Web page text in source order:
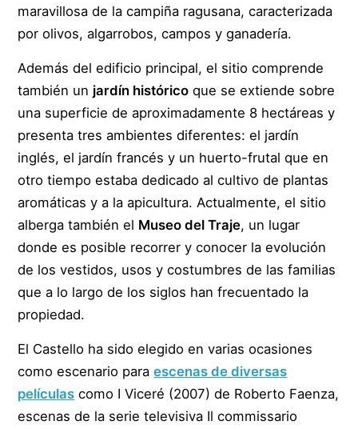
maravillosa de la campiña ragusana, caracterizada
por olivos, algarrobos, campos y ganadería.
Además del edificio principal, el sitio comprende
también un jardín histórico que se extiende sobre
una superficie de aproximadamente 8 hectáreas y
presenta tres ambientes diferentes: el jardín
inglés, el jardín francés y un huerto-frutal que en
otro tiempo estaba dedicado al cultivo de plantas
aromáticas y a la apicultura. Actualmente, el sitio
alberga también el Museo del Traje, un lugar
donde es posible recorrer y conocer la evolución
de los vestidos, usos y costumbres de las familias
que a lo largo de los siglos han frecuentado la
propiedad.
El Castello ha sido elegido en varias ocasiones
como escenario paraescenas de diversas
películas como I Viceré (2007) de Roberto Faenza,
escenas de la serie televisiva Il commissario